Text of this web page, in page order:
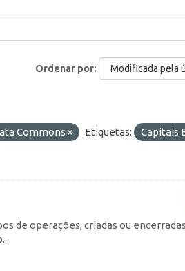
Ordenar por
Commons Etiquetas:
Capitais
de operações, criadas ou